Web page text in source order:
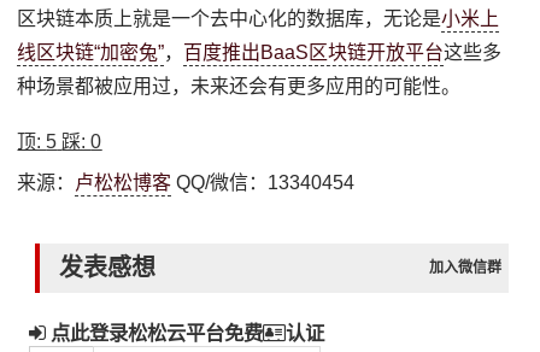
区块链本质上就是一个去中心化的数据库，无论是小米上
线区块链“加密兔”， 百度推出BaaS区块链开放平台这些多
种场景都被应用过，未来还会有更多应用的可能性。
顶:5 踩:0
来源： 卢松松博客 QQ/微信：13340454
发表感想 加入微信群
点此登录松松云平台免费 认证